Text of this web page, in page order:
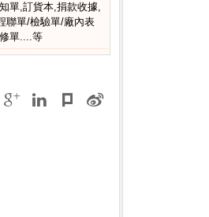
單,訂貨本,捐款收據,
聯單/檢驗單/廠內表
單....等